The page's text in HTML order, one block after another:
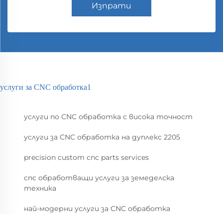
Изпрати
услуги за CNC обработка1
услуги по CNC обработка с висока точност
услуги за CNC обработка на дуплекс 2205
precision custom cnc parts services
cnc обработващи услуги за земеделска
техника
най-модерни услуги за CNC обработка